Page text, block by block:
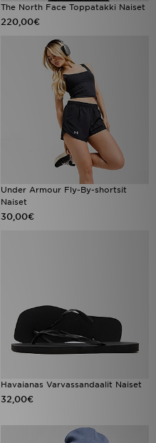
The North Face Toppatakki Naiset
220,00€
Under Armour Fly-By-shortsit
Naiset
30,00€
Havaianas Varvassandaalit Naiset
32,00€